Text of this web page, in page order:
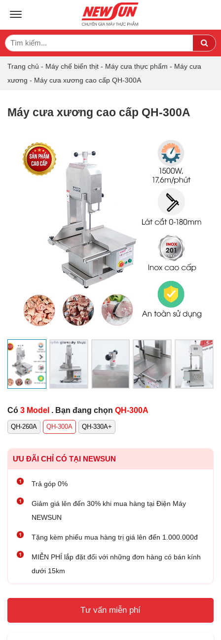
TOGGLE NAVIGATION
Search
for:
Trang chủ - Máy chế biến thịt - Máy cưa thực phẩm - Máy cưa
xương - Máy cưa xương cao cấp QH-300A
Máy cưa xương cao cấp QH-300A
Có 3 Model . Bạn đang chọn QH-300A
QH-260A QH-300A QH-330A+
ƯU ĐÃI CHỈ CÓ TẠI NEWSUN
Trả góp 0%
Giảm giá lên đến 30% khi mua hàng tại Điện Máy
NEWSUN
Tặng kèm phiếu mua hàng trị giá lên đến 1.000.000đ
MIỄN PHÍ lắp đặt đối với những đơn hàng có bán kính
dưới 15km
Tư vấn miễn phí